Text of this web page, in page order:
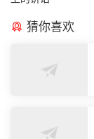
猜你喜欢